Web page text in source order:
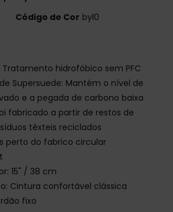
Código de Cor byl0
hidrofóbico sem PFC
Supersuede: Mantém o nível de
e a pegada de carbono baixa
fabricado a partir de restos de
têxteis reciclados
perto do fabrico circular
15" / 38 cm
Cintura confortável clássica
fixo